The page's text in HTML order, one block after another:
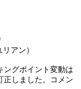
アン）
ングポイント変動は
正しました。コメン